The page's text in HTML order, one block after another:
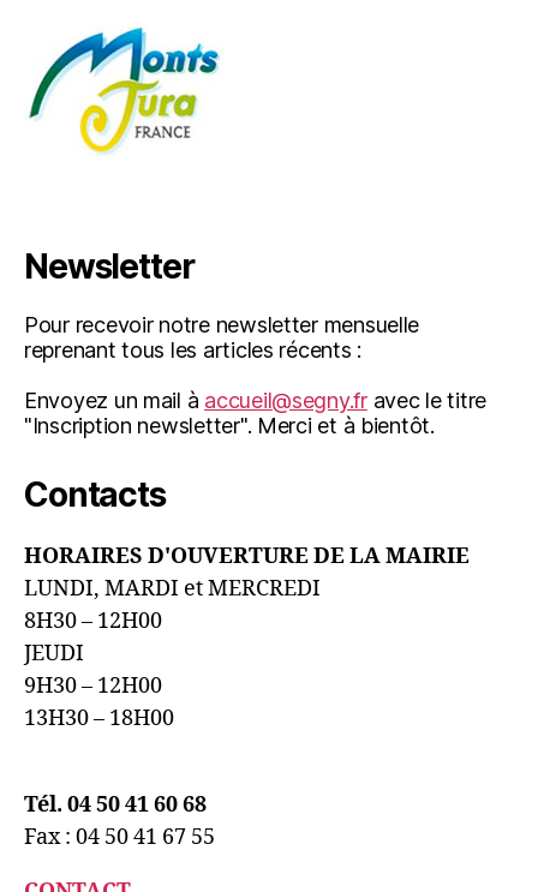
Newsletter
Pour recevoir notre newsletter mensuelle
reprenant tous les articles récents :
Envoyez un mail à accueil@segny.fravec le titre
"Inscription newsletter". Merci et à bientôt.
Contacts
HORAIRES D'OUVERTURE DE LA MAIRIE
LUNDI, MARDI et MERCREDI
8H30 – 12H00
JEUDI
9H30 – 12H00
13H30 – 18H00
Tél. 04 50 41 60 68
Fax : 04 50 41 67 55